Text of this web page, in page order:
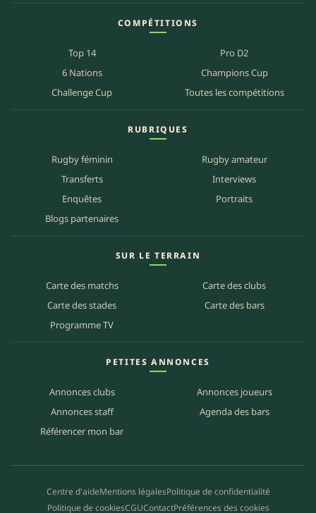
COMPÉTITIONS
Top 14
Pro D2
6 Nations
Champions Cup
Challenge Cup
Toutes les compétitions
RUBRIQUES
Rugby féminin
Rugby amateur
Transferts
Interviews
Enquêtes
Portraits
Blogs partenaires
SUR LE TERRAIN
Carte des matchs
Carte des clubs
Carte des stades
Carte des bars
Programme TV
PETITES ANNONCES
Annonces clubs
Annonces joueurs
Annonces staff
Agenda des bars
Référencer mon bar
Centre d'aideMentions légalesPolitique de confidentialité
Politique de cookiesCGUContactPréférences des cookies